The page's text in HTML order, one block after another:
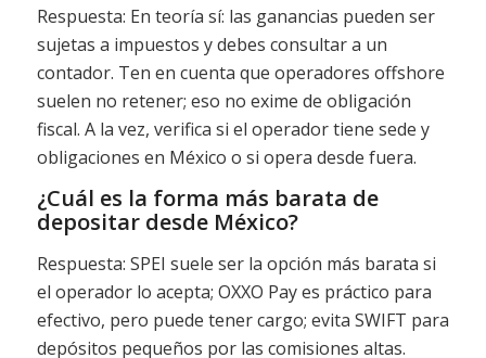
Respuesta: En teoría sí: las ganancias pueden ser
sujetas a impuestos y debes consultar a un
contador. Ten en cuenta que operadores offshore
suelen no retener; eso no exime de obligación
fiscal. A la vez, verifica si el operador tiene sede y
obligaciones en México o si opera desde fuera.
¿Cuál es la forma más barata de
depositar desde México?
Respuesta: SPEI suele ser la opción más barata si
el operador lo acepta; OXXO Pay es práctico para
efectivo, pero puede tener cargo; evita SWIFT para
depósitos pequeños por las comisiones altas.